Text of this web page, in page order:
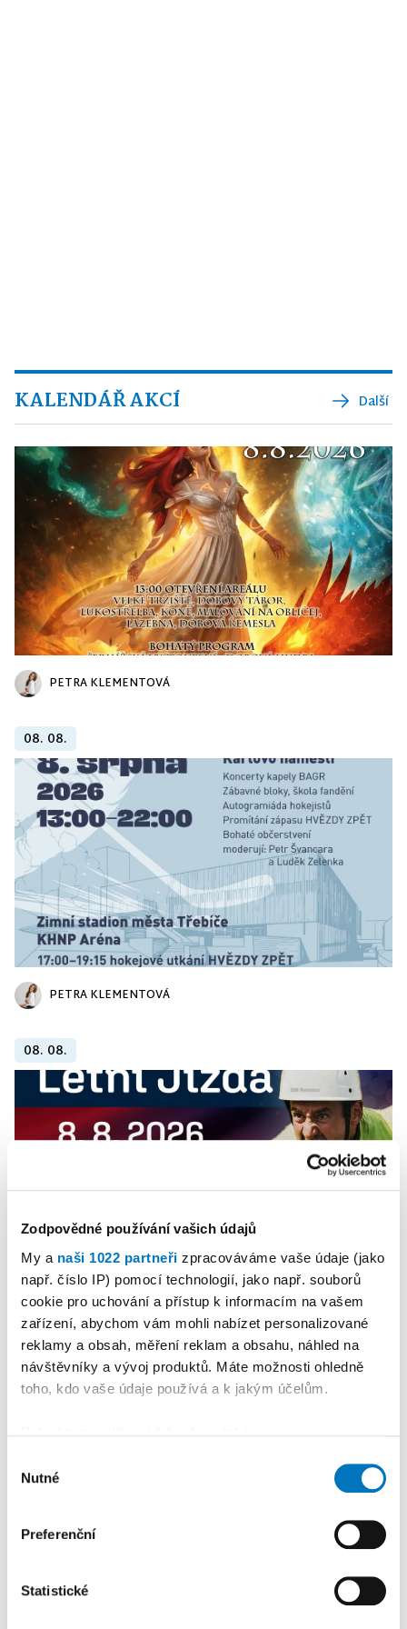
Zodpovědné používání vašich údajů
My a naši 1022 partneři zpracováváme vaše údaje (jako
např. číslo IP) pomocí technologií, jako např. souborů
cookie pro uchování a přístup k informacím na vašem
zařízení, abychom vám mohli nabízet personalizované
reklamy a obsah, měření reklam a obsahu, náhled na
návštěvníky a vývoj produktů. Máte možnosti ohledně
toho, kdo vaše údaje používá a k jakým účelům.
poloze, které mohou být přesné na několik metrů
skenování pro konkrétní charakteristiky (otisk prstu)
Zjistěte více o tom, jak zpracováváme vaše osobní
Svůj souhlas můžete kdykoliv změnit nebo odvolat v
souhlasu
Nutné
Preferenční
Statistické
KALENDÁŘ AKCÍ Další
PETRA KLEMENTOVÁ
08. 08.
PETRA KLEMENTOVÁ
08. 08.
PETRA KLEMENTOVÁ
08. 08.
PREMIUM